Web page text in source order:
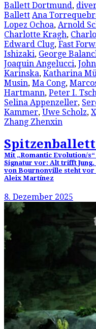
Ballett Dortmund,
Ballett Ana
Lopez Ochoa, Arnold
Charlotte Kragh,
Edward Clug, Fast
Ishizaki, George
Joaquin Angelucci,
Karinska, Katharina
Musin, Ma Cong,
Hartmann, Peter I.
Selina Appenzeller,
Kammer, Uwe Scholz,
Zhang Zhenxin
Spitzenballett
Mit „Romantic Evolution/
Signatur vor: Alt trifft Jung.
von Bournonville steht vor
Aleix Martínez
8. Dezember 2025